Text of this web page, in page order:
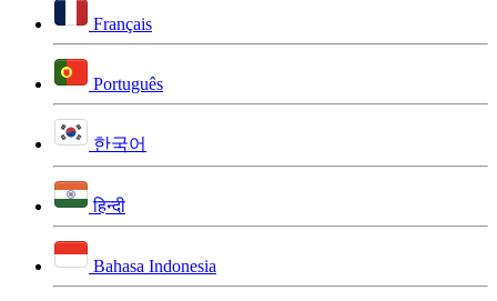
Français
Português
한국어
हिन्दी
Bahasa Indonesia